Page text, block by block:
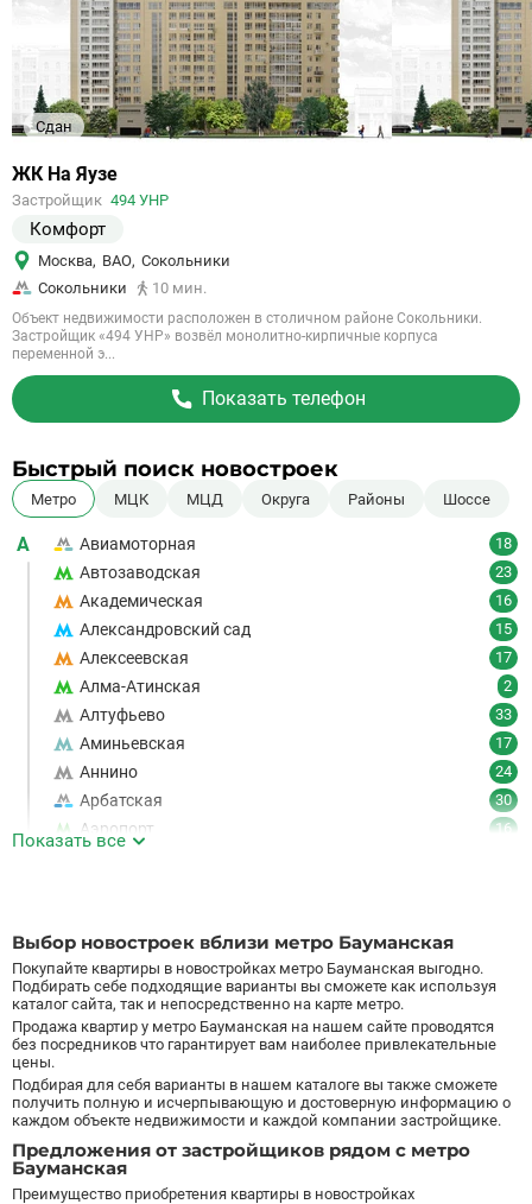
Сдан
Ссылка
объект
ЖК На Яузе
Застройщик 494 УНР
Комфорт
Москва, ВАО, Сокольники
Сокольники
10 мин.
Объект недвижимости расположен в столичном районе Сокольники.
Застройщик «494 УНР» возвёл монолитно-кирпичные корпуса
переменной э...
Показать телефон
Быстрый поиск новостроек
Метро МЦК МЦД Округа Районы Шоссе
А Авиамоторная 18
Автозаводская 23
Академическая 16
Александровский сад 15
Алексеевская 17
Алма-Атинская 2
Алтуфьево 33
Аминьевская 17
Аннино 24
Арбатская 30
Аэропорт 16
Баррикадная
Бауманская 25
Беговая
Беломорская 24
Беляево 11
Бибирево 19
Библиотека имени Ленина
Показать все
Выбор новостроек вблизи метро Бауманская
Покупайте квартиры в новостройках метро Бауманская выгодно.
Подбирать себе подходящие варианты вы сможете как используя
каталог сайта, так и непосредственно на карте метро.
Продажа квартир у метро Бауманская на нашем сайте проводятся
без посредников что гарантирует вам наиболее привлекательные
цены.
Подбирая для себя варианты в нашем каталоге вы также сможете
получить полную и исчерпывающую и достоверную информацию о
каждом объекте недвижимости и каждой компании застройщике.
Предложения от застройщиков рядом с метро
Бауманская
Преимущество приобретения квартиры в новостройках